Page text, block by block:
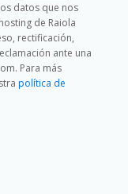
datos que nos
de Raiola
rectificación,
ante una
Para más
política de